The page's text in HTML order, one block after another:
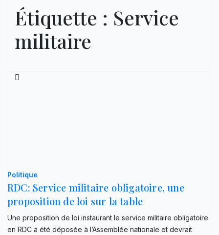
Étiquette : Service
militaire
Politique
RDC: Service militaire obligatoire, une
proposition de loi sur la table
Une proposition de loi instaurant le service militaire obligatoire
en RDC a été déposée à l’Assemblée nationale et devrait